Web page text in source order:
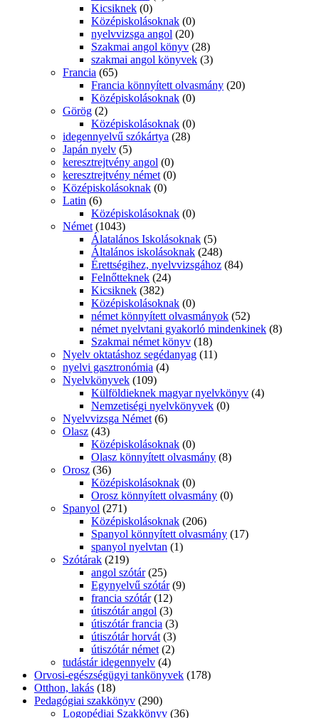
Kicsiknek (0)
Középiskolásoknak (0)
nyelvvizsga angol (20)
Szakmai angol könyv (28)
szakmai angol könyvek (3)
Francia (65)
Francia könnyített olvasmány (20)
Középiskolásoknak (0)
Görög (2)
Középiskolásoknak (0)
idegennyelvű szókártya (28)
Japán nyelv (5)
keresztrejtvény angol (0)
keresztrejtvény német (0)
Középiskolásoknak (0)
Latin (6)
Középiskolásoknak (0)
Német (1043)
Álatalános Iskolásoknak (5)
Általános iskolásoknak (248)
Érettségihez, nyelvvizsgához (84)
Felnőtteknek (24)
Kicsiknek (382)
Középiskolásoknak (0)
német könnyített olvasmányok (52)
német nyelvtani gyakorló mindenkinek (8)
Szakmai német könyv (18)
Nyelv oktatáshoz segédanyag (11)
nyelvi gasztronómia (4)
Nyelvkönyvek (109)
Külföldieknek magyar nyelvkönyv (4)
Nemzetiségi nyelvkönyvek (0)
Nyelvvizsga Német (6)
Olasz (43)
Középiskolásoknak (0)
Olasz könnyített olvasmány (8)
Orosz (36)
Középiskolásoknak (0)
Orosz könnyített olvasmány (0)
Spanyol (271)
Középiskolásoknak (206)
Spanyol könnyített olvasmány (17)
spanyol nyelvtan (1)
Szótárak (219)
angol szótár (25)
Egynyelvű szótár (9)
francia szótár (12)
útiszótár angol (3)
útiszótár francia (3)
útiszótár horvát (3)
útiszótár német (2)
tudástár idegennyelv (4)
Orvosi-egészségügyi tankönyvek (178)
Otthon, lakás (18)
Pedagógiai szakkönyv (290)
Logopédiai Szakkönyv (36)